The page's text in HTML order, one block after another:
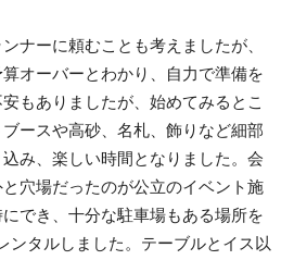
ナーに頼むことも考えましたが、
オーバーとわかり、自力で準備を
もありましたが、始めてみるとこ
ースや高砂、名札、飾りなど細部
み、楽しい時間となりました。会
穴場だったのが公立のイベント施
でき、十分な駐車場もある場所を
ンタルしました。テーブルとイス以